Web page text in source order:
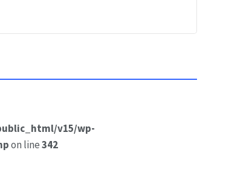
v15/wp-
on line342